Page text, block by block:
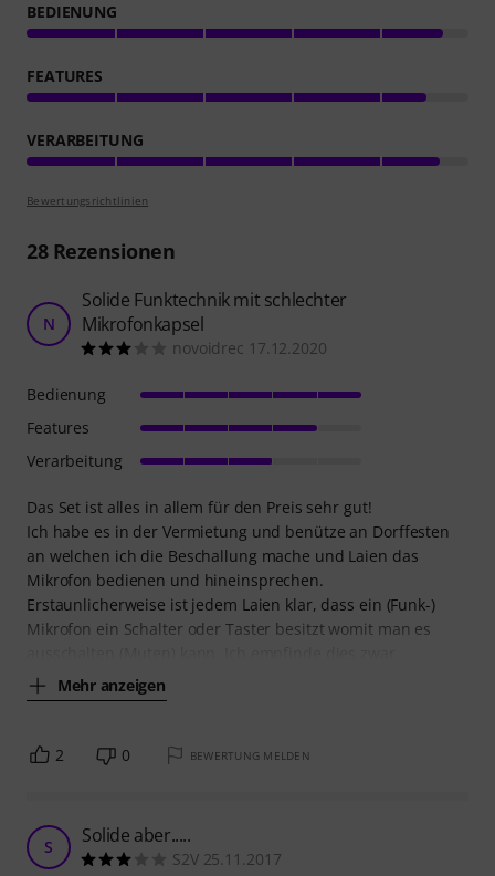
BEDIENUNG
FEATURES
VERARBEITUNG
Bewertungsrichtlinien
28Rezensionen
N
Solide Funktechnik mit schlechter
Mikrofonkapsel
novoidrec 17.12.2020
Das Set ist alles in allem für den Preis sehr gut!
Ich habe es in der Vermietung und benütze an Dorffesten
an welchen ich die Beschallung mache und Laien das
Mikrofon bedienen und hineinsprechen.
Erstaunlicherweise ist jedem Laien klar, dass ein (Funk-)
Mikrofon ein Schalter oder Taster besitzt womit man es
Mehr anzeigen
Bedienung
Features
Verarbeitung
2 0 BEWERTUNG MELDEN
S Solide aber.....
S2V 25.11.2017